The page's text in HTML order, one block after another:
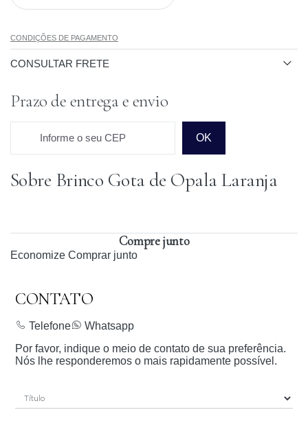
CONDIÇÕES DE PAGAMENTO
CONSULTAR FRETE
Prazo de entrega e envio
Informe o seu CEP OK
Prazo para o CEP
Sobre Brinco Gota de Opala Laranja
Compre junto
Economize Comprar junto
CONTATO
Telefone
Whatsapp
Por favor, indique o meio de contato de sua preferência.
Nós lhe responderemos o mais rapidamente possível.